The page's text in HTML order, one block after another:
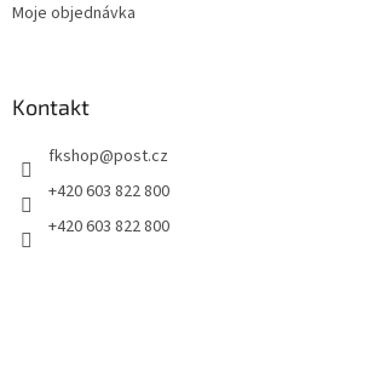
Moje objednávka
Kontakt
fkshop@post.cz
+420 603 822 800
+420 603 822 800